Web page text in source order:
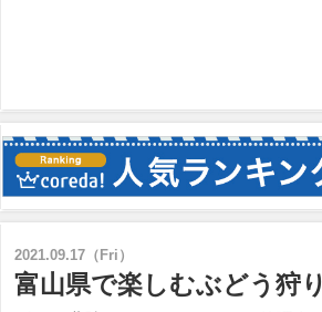
2021.09.17（Fri）
富山県で楽しむぶどう狩り